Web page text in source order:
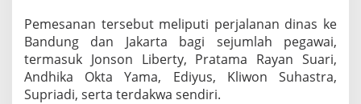
Pemesanan tersebut meliputi perjalanan dinas ke
Bandung dan Jakarta bagi sejumlah pegawai,
termasuk Jonson Liberty, Pratama Rayan Suari,
Andhika Okta Yama, Ediyus, Kliwon Suhastra,
Supriadi, serta terdakwa sendiri.